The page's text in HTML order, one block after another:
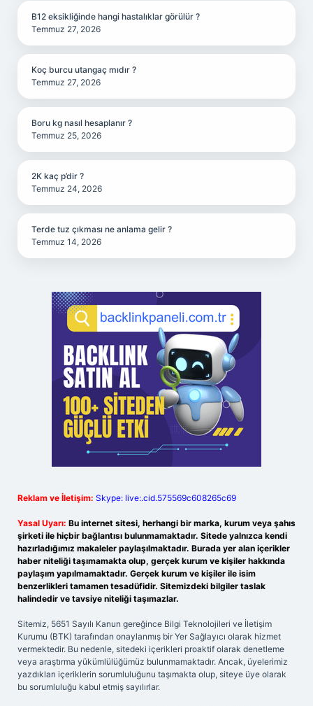
B12 eksikliğinde hangi hastalıklar görülür ?
Temmuz 27, 2026
Koç burcu utangaç mıdır ?
Temmuz 27, 2026
Boru kg nasıl hesaplanır ?
Temmuz 25, 2026
2K kaç p’dir ?
Temmuz 24, 2026
Terde tuz çıkması ne anlama gelir ?
Temmuz 14, 2026
Reklam ve İletişim: Skype: live:.cid.575569c608265c69
Yasal Uyarı: Bu internet sitesi, herhangi bir marka, kurum veya şahıs
şirketi ile hiçbir bağlantısı bulunmamaktadır. Sitede yalnızca kendi
hazırladığımız makaleler paylaşılmaktadır. Burada yer alan içerikler
haber niteliği taşımamakta olup, gerçek kurum ve kişiler hakkında
paylaşım yapılmamaktadır. Gerçek kurum ve kişiler ile isim
benzerlikleri tamamen tesadüfidir. Sitemizdeki bilgiler taslak
halindedir ve tavsiye niteliği taşımazlar.
Sitemiz, 5651 Sayılı Kanun gereğince Bilgi Teknolojileri ve İletişim
Kurumu (BTK) tarafından onaylanmış bir Yer Sağlayıcı olarak hizmet
vermektedir. Bu nedenle, sitedeki içerikleri proaktif olarak denetleme
veya araştırma yükümlülüğümüz bulunmamaktadır. Ancak, üyelerimiz
yazdıkları içeriklerin sorumluluğunu taşımakta olup, siteye üye olarak
bu sorumluluğu kabul etmiş sayılırlar.